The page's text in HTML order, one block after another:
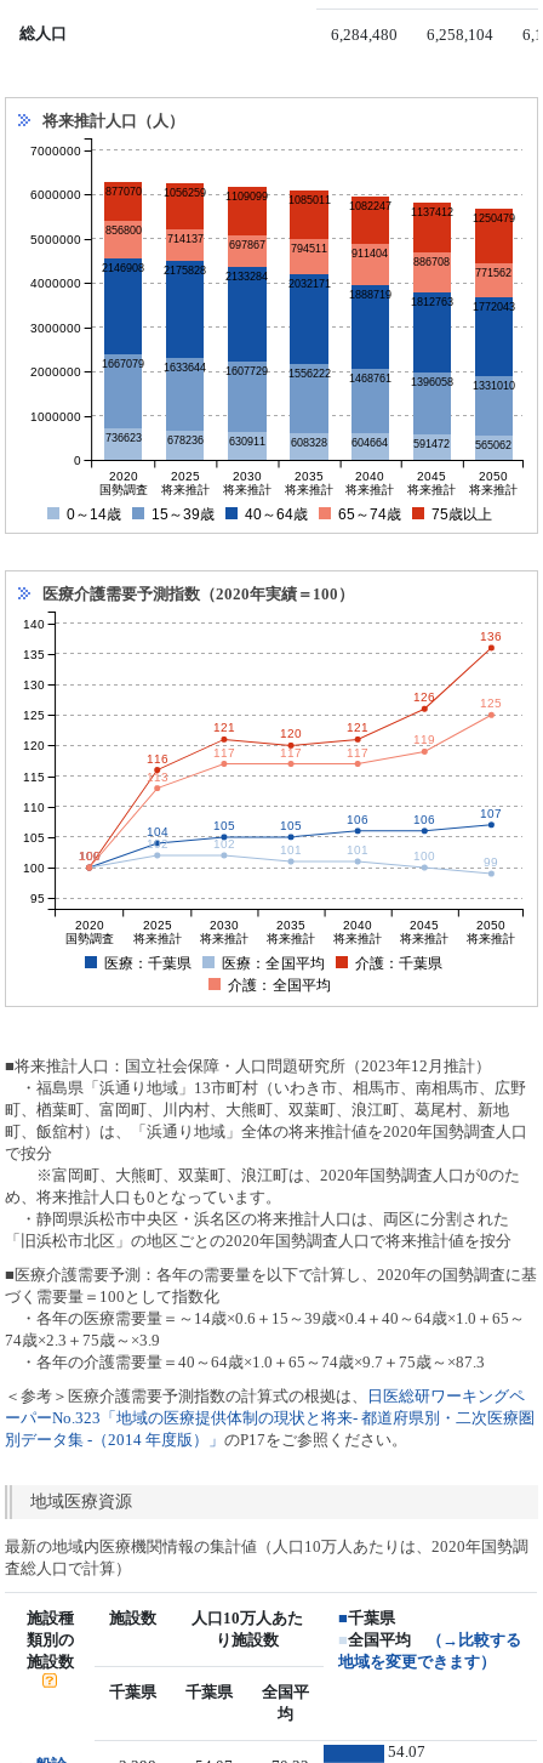
総人口 6,284,480 6,258,104
将来推計人口（人）
736623 678236 630911 608328 604664 591472 565062
1667079 1633644 1607729 1556222 1468761 1396058 1331010
2146908 2175828 2133284
2032171
1888719
1812763 1772043
856800
714137 697867 794511 911404
886708
771562
877070 1056259 1109099 1085011 1082247 1137412 1250479
2020
国勢調査
2025
将来推計
2030
将来推計
2035
将来推計
2040
将来推計
2045
将来推計
2050
将来推計
0
1000000
2000000
3000000
4000000
5000000
6000000
7000000
0～14歳 15～39歳 40～64歳 65～74歳 75歳以上
医療介護需要予測指数（2020年実績＝100）
100
104 105 105 106 106 107
100
102 102 101 101 100 99
100
116
121 120 121
126
136
100
113
117 117 117
119
125
2020
国勢調査
2025
将来推計
2030
将来推計
2035
将来推計
2040
将来推計
2045
将来推計
2050
将来推計
100
105
110
115
120
125
130
135
95
140
医療：千葉県 医療：全国平均
介護：千葉県
介護：全国平均
■将来推計人口：国立社会保障・人口問題研究所（2023年12月推計）
・福島県「浜通り地域」13市町村（いわき市、相馬市、南相馬市、広野
町、楢葉町、富岡町、川内村、大熊町、双葉町、浪江町、葛尾村、新地
町、飯舘村）は、「浜通り地域」全体の将来推計値を2020年国勢調査人口
で按分
※富岡町、大熊町、双葉町、浪江町は、2020年国勢調査人口が0のた
め、将来推計人口も0となっています。
・静岡県浜松市中央区・浜名区の将来推計人口は、両区に分割された
「旧浜松市北区」の地区ごとの2020年国勢調査人口で将来推計値を按分
■医療介護需要予測：各年の需要量を以下で計算し、2020年の国勢調査に基
づく需要量＝100として指数化
・各年の医療需要量＝～14歳×0.6＋15～39歳×0.4＋40～64歳×1.0＋65～
74歳×2.3＋75歳～×3.9
・各年の介護需要量＝40～64歳×1.0＋65～74歳×9.7＋75歳～×87.3
＜参考＞医療介護需要予測指数の計算式の根拠は、
日医総研ワーキングペ
ーパーNo.323「地域の医療提供体制の現状と将来- 都道府県別・二次医療圏
別データ集 -（2014 年度版）」のP17をご参照ください。
地域医療資源
最新の地域内医療機関情報の集計値（人口10万人あたりは、2020年国勢調
査総人口で計算）
施設種
類別の
施設数
施設数
人口10万人あた
り施設数
■千葉県
■全国平均
（→比較する
地域を変更できます）
千葉県
千葉県
全国平
均
54.07